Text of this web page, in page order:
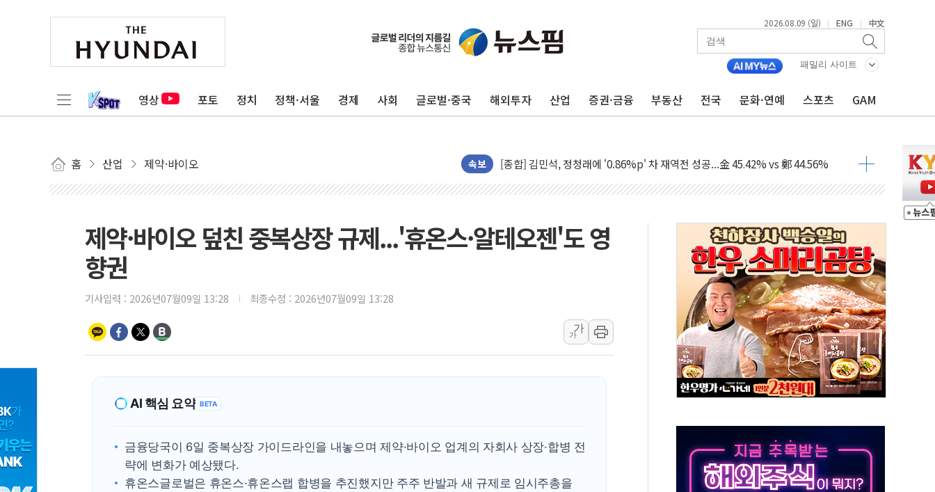
2026.08.09 (일) | ENG | 中文
패밀리 사이트
영상 포토 정치 정책·서울 경제 사회 글로벌·중국 해외투자 산업 증권·금융 부동산 전국 문화·연예 스포츠 GAM
홈 산업 제약·바이오 속보
포항시 재난예산 40억 긴급 투입…고수온 양식장 복구·지원 '총력'
울진·영덕 '호우특보'-포항 '산사태 주의보'...경북도, 호우 피해·통제구간 없어
인천 합동연설회 나선 송영길·정청래·김민석 당대표 후보
김민석, 2주차 제주·인천 경선서 정청래에 승리...47.75% vs 42.08%
[속보] 민주, 제주·인천 경선 결과 발표...김민석 47.75% 정청래 42.08%
[속보] 민주, 인천 경선 결과 발표...김민석 45.09% 정청래 43.27% 송영길 11.63%
[속보] 민주, 제주 경선 결과 발표...김민석 52.64% 정청래 39.89% 송영길 7.47%
美, 이란전 출구전략 만지작…공습 한계·탄약 부족 현실화
강릉·동해·삼척 시간당 최대 50㎜ 폭우…강원 동해안 강한 비 이어져
폐기물 수거하다 참변…60대 환경미화원 수거차에 치여 사망
서울 중랑구 주택가서 흉기 난동…60대 남성 2명 숨져
李대통령 "결혼 때문에 손해 보는 일 없게"…'결혼 페널티' 22개 과제 손본다
인천 선재도 갯벌서 해루질 중 실종 60대 나흘만에 숨진 채 발견
인천서 말다툼 중 어머니 흉기 살해 10대 아들 체포
제약·바이오 덮친 중복상장 규제...'휴온스·알테오젠'도 영
향권
기사입력 : 2026년07월09일 13:28 최종수정 : 2026년07월09일 13:28
가
가
AI 핵심 요약 BETA
금융당국이 6일 중복상장 가이드라인을 내놓으며 제약·바이오 업계의 자회사 상장·합병 전
략에 변화가 예상됐다.
휴온스글로벌은 휴온스·휴온스랩 합병을 추진했지만 주주 반발과 새 규제로 임시주총을